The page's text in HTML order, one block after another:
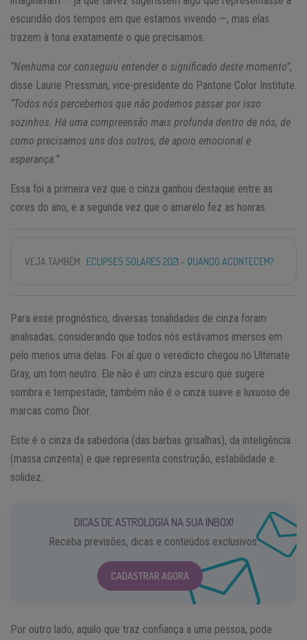
escuridão dos tempos em que estamos vivendo —, mas elas
trazem à tona exatamente o que precisamos.
“Nenhuma cor conseguiu entender o significado deste momento”,
disse Laurie Pressman, vice-presidente do Pantone Color Institute.
“Todos nós percebemos que não podemos passar por isso
sozinhos. Há uma compreensão mais profunda dentro de nós, de
como precisamos uns dos outros, de apoio emocional e
esperança.”
Essa foi a primeira vez que o cinza ganhou destaque entre as
cores do ano, e a segunda vez que o amarelo fez as honras.
VEJA TAMBÉM ECLIPSES SOLARES 2021 - QUANDO ACONTECEM?
Para esse prognóstico, diversas tonalidades de cinza foram
analisadas; considerando que todos nós estávamos imersos em
pelo menos uma delas. Foi aí que o veredicto chegou no Ultimate
Gray, um tom neutro. Ele não é um cinza escuro que sugere
sombra e tempestade; também não é o cinza suave e luxuoso de
marcas como Dior.
Este é o cinza da sabedoria (das barbas grisalhas), da inteligência
(massa cinzenta) e que representa construção, estabilidade e
solidez.
DICAS DE ASTROLOGIA NA SUA INBOX!
Receba previsões, dicas e conteúdos exclusivos.
CADASTRAR AGORA
Por outro lado, aquilo que traz confiança a uma pessoa, pode